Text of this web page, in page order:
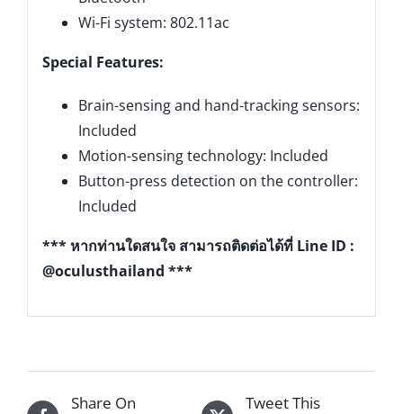
Wi-Fi system: 802.11ac
Special Features:
Brain-sensing and hand-tracking sensors:
Included
Motion-sensing technology: Included
Button-press detection on the controller:
Included
*** หากท่านใดสนใจ สามารถติดต่อได้ที่ Line ID :
@oculusthailand ***
Share On
Tweet This